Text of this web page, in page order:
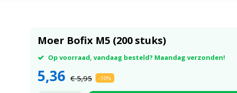
Moer Bofix M5 (200 stuks)
Op voorraad, vandaag besteld? Maandag verzonden!
5,36 € 5,95 -10%